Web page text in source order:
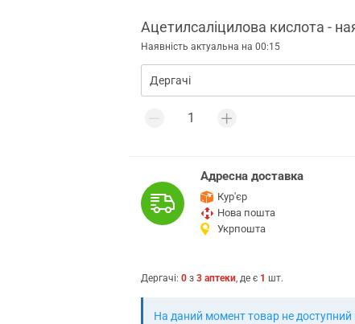
Ацетилсаліцилова кислота -
Наявність актуальна на 00:15
Адресна доставка
Кур'єр
Нова пошта
Укрпошта
Дергачі: 0 з 3 аптеки, де є 1 шт.
На даний момент товар не доступний